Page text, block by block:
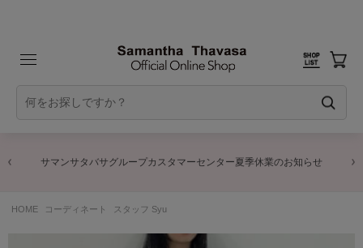
サマンサタバサグループカスタマーセンター夏季休業のお知らせ
HOME コーディネート スタッフ Syu